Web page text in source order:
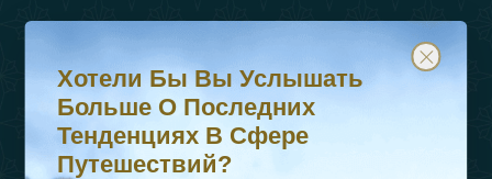
WhatsApp Нет :+442034682356
+971552944761
Хотели бы вы услышать больше о последних
Подпишитесь на нашу рассылку и будьте в курсе
Хотели Бы Вы Услышать
Больше О Последних
Тенденциях В Сфере
Путешествий?